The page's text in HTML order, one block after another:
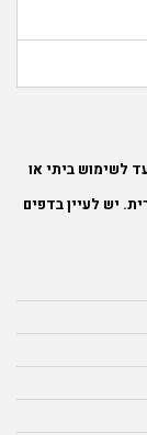
לשימוש ביתי או
יש לעיין בדפים